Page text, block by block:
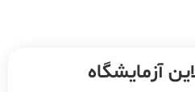
آزمایشگاه